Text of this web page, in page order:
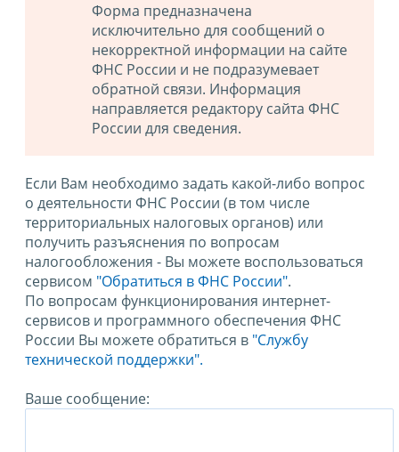
Форма предназначена
исключительно для сообщений о
некорректной информации на сайте
ФНС России и не подразумевает
обратной связи. Информация
направляется редактору сайта ФНС
России для сведения.
Если Вам необходимо задать какой-либо вопрос
о деятельности ФНС России (в том числе
территориальных налоговых органов) или
получить разъяснения по вопросам
налогообложения - Вы можете воспользоваться
сервисом "Обратиться в ФНС России".
По вопросам функционирования интернет-
сервисов и программного обеспечения ФНС
России Вы можете обратиться в "Службу
технической поддержки".
Ваше сообщение: